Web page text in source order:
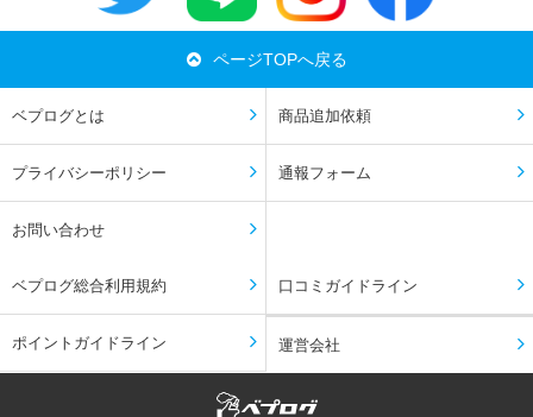
ページTOPへ戻る
ベプログとは 商品追加依頼
プライバシーポリシー 通報フォーム
お問い合わせ
ベプログ総合利用規約 口コミガイドライン
ポイントガイドライン 運営会社